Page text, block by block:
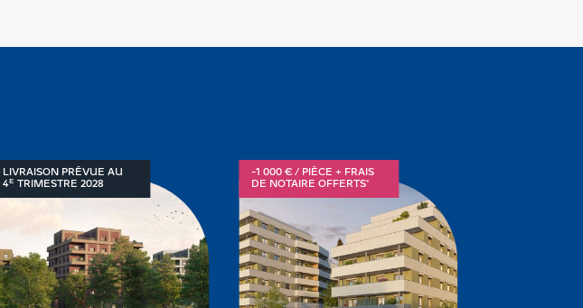
LIVRAISON PRÉVUE AU
4E TRIMESTRE2028
-1 000 € / PIÈCE + FRAIS
DE NOTAIRE OFFERTS*